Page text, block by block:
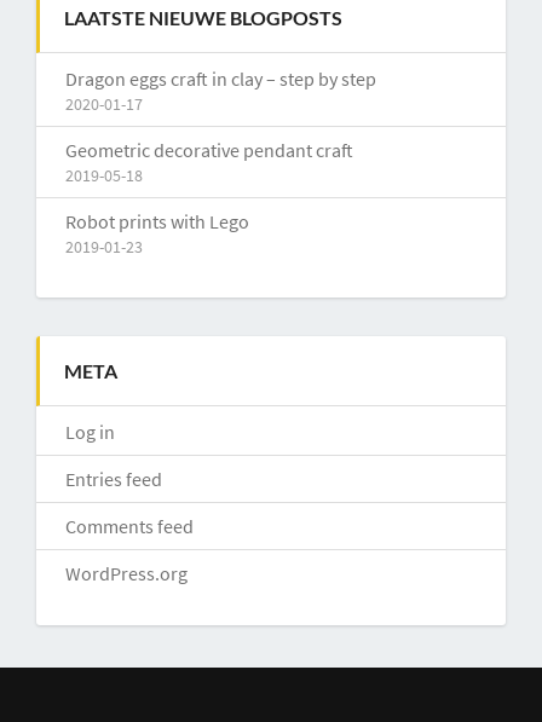
LAATSTE NIEUWE BLOGPOSTS
Dragon eggs craft in clay – step by step
2020-01-17
Geometric decorative pendant craft
2019-05-18
Robot prints with Lego
2019-01-23
META
Log in
Entries feed
Comments feed
WordPress.org